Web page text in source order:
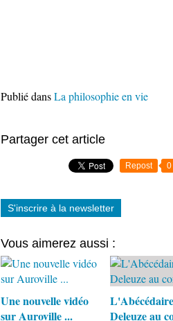
Publié dansLa philosophie en vie
Partager cet article
Repost 0
S'inscrire à la newsletter
Vous aimerez aussi :
Une nouvelle vidéo
sur Auroville ...
Deleuze au